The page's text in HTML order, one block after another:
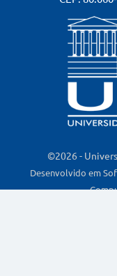
©2026 -
Desenvolvido em